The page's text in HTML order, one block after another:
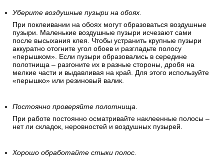
Уберите воздушные пузыри на обоях.
При поклеивании на обоях могут образоваться воздушные
пузыри. Маленькие воздушные пузыри исчезают сами
после высыхания клея. Чтобы устранить крупные пузыри
аккуратно отогните угол обоев и разгладьте полосу
«перышком». Если пузыри образовались в середине
полотнища – разгоните их в разные стороны, дробя на
мелкие части и выдавливая на край. Для этого используйте
«перышко» или резиновый валик.
Постоянно проверяйте полотнища.
При работе постоянно осматривайте наклеенные полосы –
нет ли складок, неровностей и воздушных пузырей.
Хорошо обработайте стыки полос.